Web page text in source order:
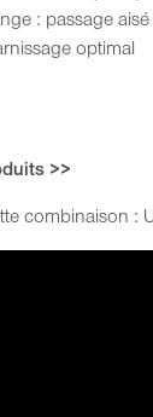
: passage
optimal
>>
combinaison :